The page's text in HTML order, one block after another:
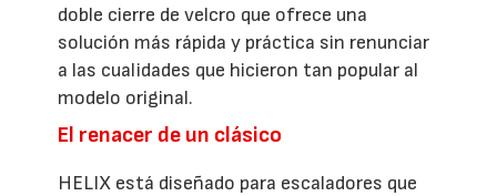
doble cierre de velcro que ofrece una
solución más rápida y práctica sin renunciar
a las cualidades que hicieron tan popular al
modelo original.
El renacer de un clásico
HELIX está diseñado para escaladores que